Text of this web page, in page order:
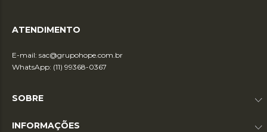
ATENDIMENTO
E-mail: sac@grupohope.com.br
WhatsApp: (11) 99368-0367
SOBRE
INFORMAÇÕES